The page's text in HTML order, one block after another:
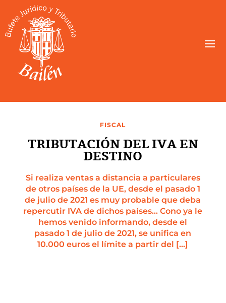
FISCAL
TRIBUTACIÓN DEL IVA EN
DESTINO
Si realiza ventas a distancia a particulares
de otros países de la UE, desde el pasado 1
de julio de 2021 es muy probable que deba
repercutir IVA de dichos países… Cono ya le
hemos venido informando, desde el
pasado 1 de julio de 2021, se unifica en
10.000 euros el límite a partir del […]